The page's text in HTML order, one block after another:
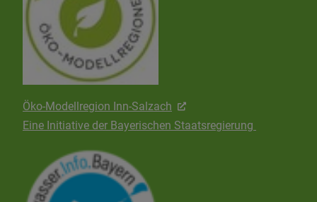
Öko-Modellregion Inn-Salzach
Eine Initiative der Bayerischen Staatsregierung